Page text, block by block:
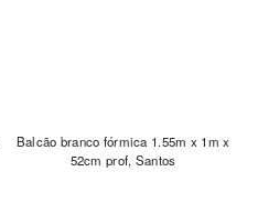
Balcão branco fórmica 1.55m x 1m x
52cm prof, Santos